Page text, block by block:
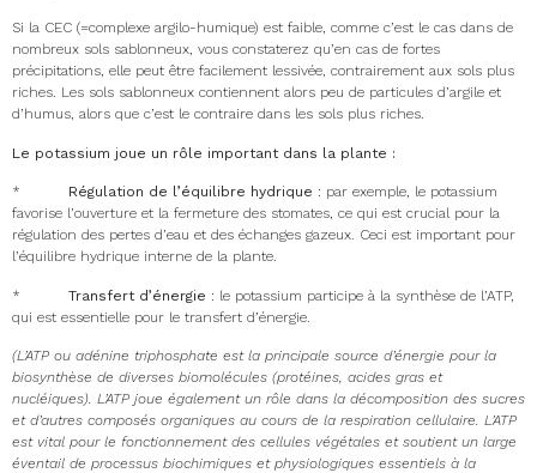
Si la CEC (=complexe argilo-humique) est faible, comme c’est le cas dans de
nombreux sols sablonneux, vous constaterez qu’en cas de fortes
précipitations, elle peut être facilement lessivée, contrairement aux sols plus
riches. Les sols sablonneux contiennent alors peu de particules d’argile et
d’humus, alors que c’est le contraire dans les sols plus riches.
Le potassium joue un rôle important dans la plante :
* Régulation de l’équilibre hydrique : par exemple, le potassium
favorise l’ouverture et la fermeture des stomates, ce qui est crucial pour la
régulation des pertes d’eau et des échanges gazeux. Ceci est important pour
l’équilibre hydrique interne de la plante.
* Transfert d’énergie : le potassium participe à la synthèse de l’ATP,
qui est essentielle pour le transfert d’énergie.
(L’ATP ou adénine triphosphate est la principale source d’énergie pour la
biosynthèse de diverses biomolécules (protéines, acides gras et
nucléiques). L’ATP joue également un rôle dans la décomposition des sucres
et d’autres composés organiques au cours de la respiration cellulaire. L’ATP
est vital pour le fonctionnement des cellules végétales et soutient un large
éventail de processus biochimiques et physiologiques essentiels à la